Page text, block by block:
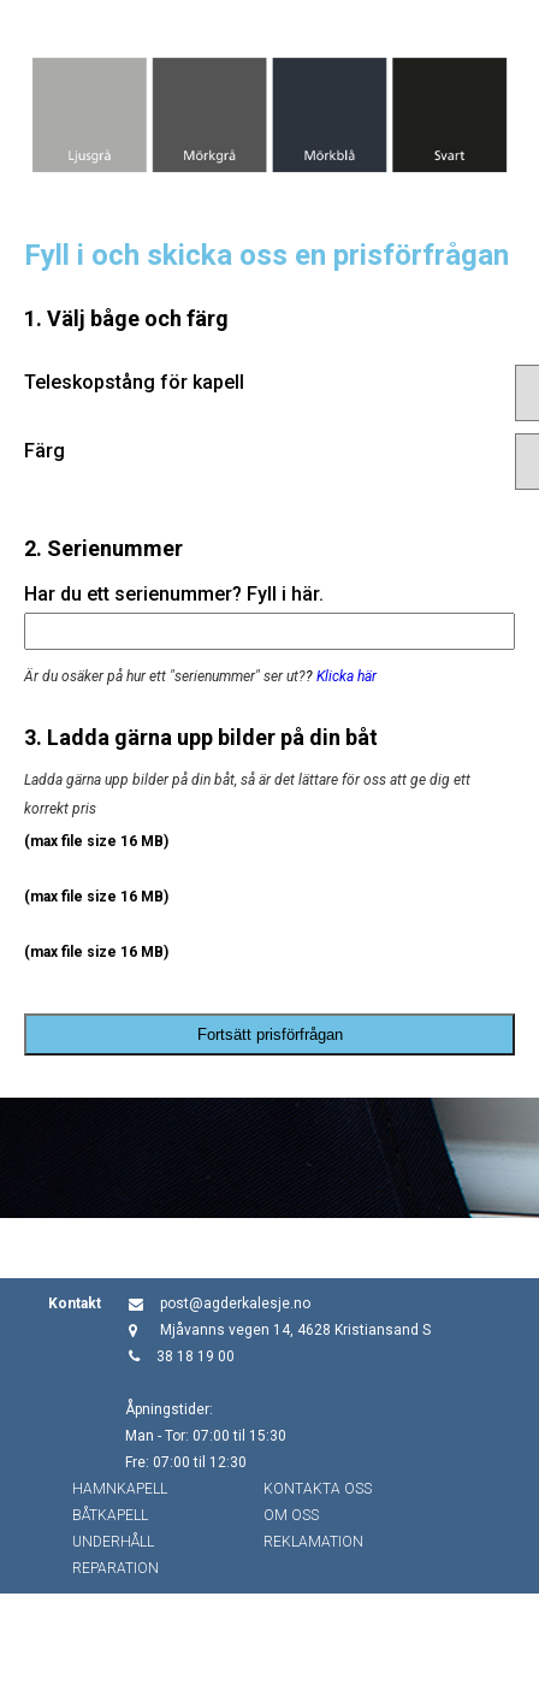
Fyll i och skicka oss en prisförfrågan
1. Välj båge och färg
Teleskopstång för kapell
Färg
2. Serienummer
Har du ett serienummer? Fyll i här.
Är du osäker på hur ett "serienummer" ser ut?? Klicka här
3. Ladda gärna upp bilder på din båt
Ladda gärna upp bilder på din båt, så är det lättare för oss att ge dig ett
korrekt pris
(max file size 16 MB)
(max file size 16 MB)
(max file size 16 MB)
Fortsätt prisförfrågan
Kontakt
post@agderkalesje.no
Mjåvanns vegen 14, 4628 Kristiansand S
38 18 19 00
Åpningstider:
Man - Tor: 07:00 til 15:30
Fre: 07:00 til 12:30
HAMNKAPELL
BÅTKAPELL
UNDERHÅLL
REPARATION
KONTAKTA OSS
OM OSS
REKLAMATION